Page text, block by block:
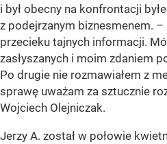
i był obecny na konfrontacji
z podejrzanym biznesmenem. –
przecieku tajnych informacji.
zasłyszanych i moim zdaniem
Po drugie nie rozmawiałem z
sprawę uważam za sztucznie
Wojciech Olejniczak.
Jerzy A. został w połowie